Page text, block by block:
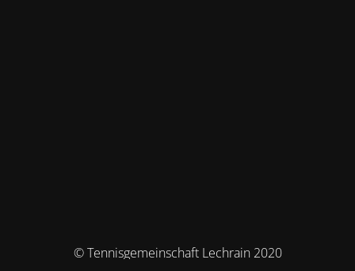
© Tennisgemeinschaft Lechrain 2020